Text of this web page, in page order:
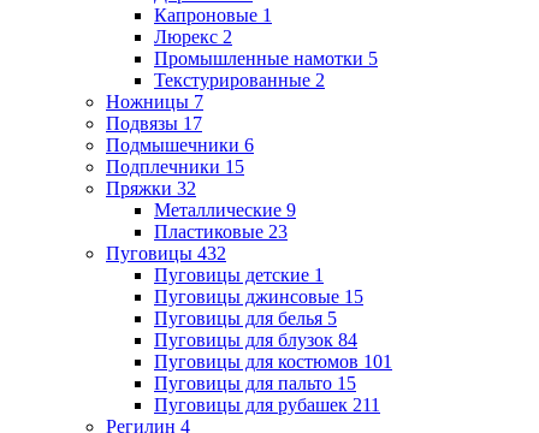
Капроновые 1
Люрекс 2
Промышленные намотки 5
Текстурированные 2
Ножницы 7
Подвязы 17
Подмышечники 6
Подплечники 15
Пряжки 32
Металлические 9
Пластиковые 23
Пуговицы 432
Пуговицы детские 1
Пуговицы джинсовые 15
Пуговицы для белья 5
Пуговицы для блузок 84
Пуговицы для костюмов 101
Пуговицы для пальто 15
Пуговицы для рубашек 211
Регилин 4